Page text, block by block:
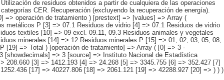
de residuos obtenidos a partir de cualquiera de las operaciones
CER. Recuperación (excluyendo la recuperación de energía).
operación de tratamiento ) [prestext] => [values] => Array (
metálicos P [3] => 07.1 Residuos de vidrio [4] => 07.1 Residuos de vidrio
textiles [10] => 09 excl. 09.11, 09.3 Residuos animales y vegetales
minerales [14] => 12 Residuos minerales P [15] => 01, 02, 03, 05, 08,
[19] => Total ) [operación de tratamiento] => Array ( [0] => 3 -
[showdecimals] => 3 [source] => Instituto Nacional de Estadística
[3] => 1412.193 [4] => 24.268 [5] => 3345.755 [6] => 352.427 [7]
[17] => 40227.806 [18] => 2061.121 [19] => 42288.927 [20] => ) ) )